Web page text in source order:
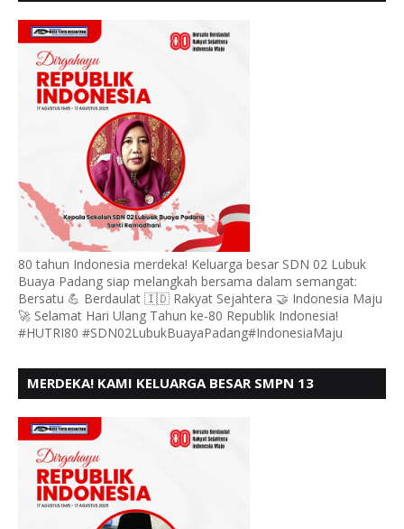
HUT RI KE - 80,
80 tahun Indonesia merdeka! Keluarga besar SDN 02 Lubuk
Buaya Padang siap melangkah bersama dalam semangat:
Bersatu 💪 Berdaulat 🇮🇩 Rakyat Sejahtera 🤝 Indonesia Maju
🚀 Selamat Hari Ulang Tahun ke-80 Republik Indonesia!
#HUTRI80 #SDN02LubukBuayaPadang#IndonesiaMaju
MERDEKA! KAMI KELUARGA BESAR SMPN 13